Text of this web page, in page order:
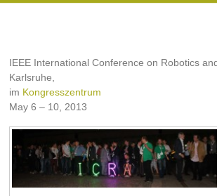
IEEE International Conference on Robotics
Karlsruhe,
im Kongresszentrum
May 6 – 10, 2013